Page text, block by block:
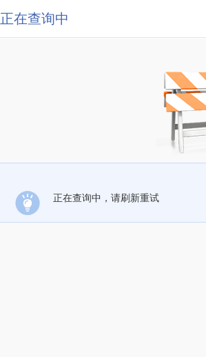
正在查询中
正在查询中，请刷新重试